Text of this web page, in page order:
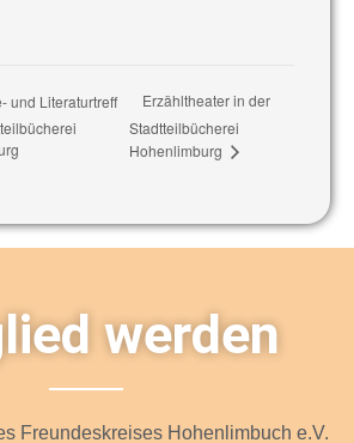
und Literaturtreff
Erzähltheater in der
Stadtteilbücherei
Hohenlimburg
werden
Freundeskreises Hohenlimbuch e.V.